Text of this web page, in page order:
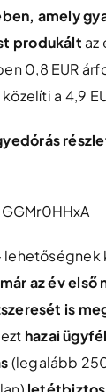
amely
produkált az
0,8 EUR
a 4,9
az év első
is
hazai
(legalább